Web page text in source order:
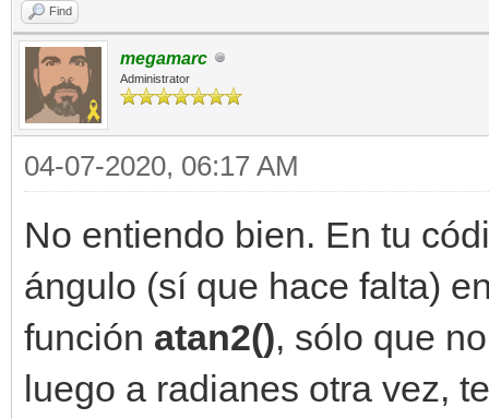
Find
megamarc
Administrator
04-07-2020, 06:17 AM
No entiendo bien. En tu
ángulo (sí que hace falta)
función atan2(), sólo que
luego a radianes otra vez,